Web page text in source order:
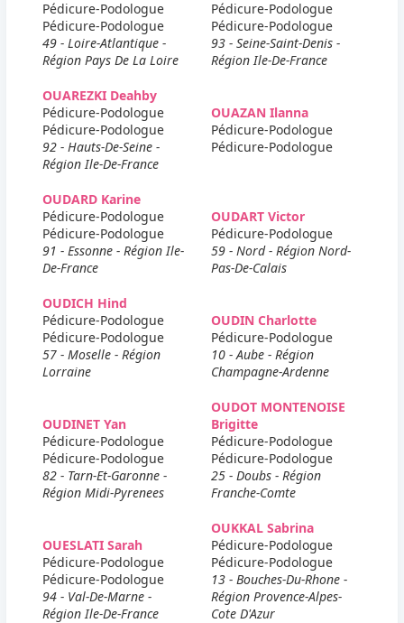
Pédicure-Podologue
Pédicure-Podologue
49 - Loire-Atlantique -
Région Pays De La Loire
Pédicure-Podologue
Pédicure-Podologue
93 - Seine-Saint-Denis -
Région Ile-De-France
OUAREZKI Deahby
Pédicure-Podologue
Pédicure-Podologue
92 - Hauts-De-Seine -
Région Ile-De-France
OUAZAN Ilanna
Pédicure-Podologue
Pédicure-Podologue
OUDARD Karine
Pédicure-Podologue
Pédicure-Podologue
91 - Essonne - Région Ile-
De-France
OUDART Victor
Pédicure-Podologue
59 - Nord - Région Nord-
Pas-De-Calais
OUDICH Hind
Pédicure-Podologue
Pédicure-Podologue
57 - Moselle - Région
Lorraine
OUDIN Charlotte
Pédicure-Podologue
10 - Aube - Région
Champagne-Ardenne
OUDINET Yan
Pédicure-Podologue
Pédicure-Podologue
82 - Tarn-Et-Garonne -
Région Midi-Pyrenees
OUDOT MONTENOISE
Brigitte
Pédicure-Podologue
Pédicure-Podologue
25 - Doubs - Région
Franche-Comte
OUESLATI Sarah
Pédicure-Podologue
Pédicure-Podologue
94 - Val-De-Marne -
Région Ile-De-France
OUKKAL Sabrina
Pédicure-Podologue
Pédicure-Podologue
13 - Bouches-Du-Rhone -
Région Provence-Alpes-
Cote D'Azur